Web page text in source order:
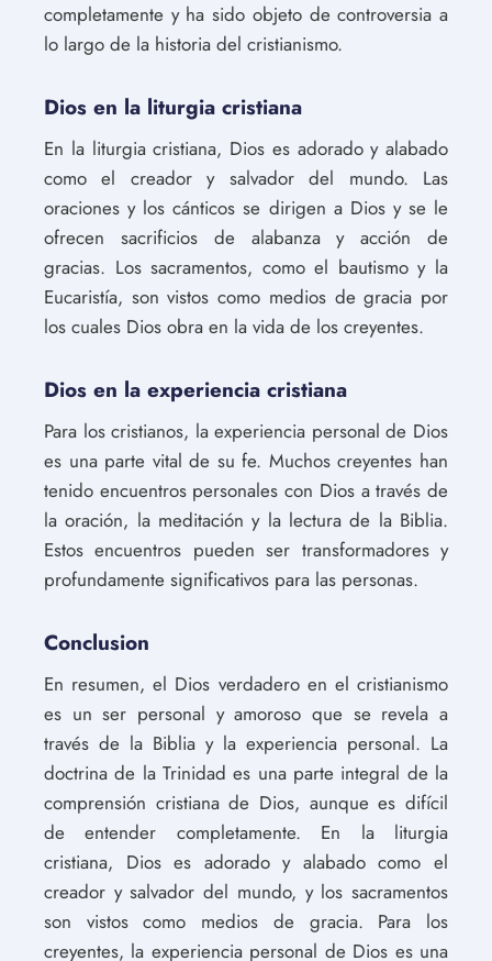
completamente y ha sido objeto de controversia a
lo largo de la historia del cristianismo.
Dios en la liturgia cristiana
En la liturgia cristiana, Dios es adorado y alabado
como el creador y salvador del mundo. Las
oraciones y los cánticos se dirigen a Dios y se le
ofrecen sacrificios de alabanza y acción de
gracias. Los sacramentos, como el bautismo y la
Eucaristía, son vistos como medios de gracia por
los cuales Dios obra en la vida de los creyentes.
Dios en la experiencia cristiana
Para los cristianos, la experiencia personal de Dios
es una parte vital de su fe. Muchos creyentes han
tenido encuentros personales con Dios a través de
la oración, la meditación y la lectura de la Biblia.
Estos encuentros pueden ser transformadores y
profundamente significativos para las personas.
Conclusion
En resumen, el Dios verdadero en el cristianismo
es un ser personal y amoroso que se revela a
través de la Biblia y la experiencia personal. La
doctrina de la Trinidad es una parte integral de la
comprensión cristiana de Dios, aunque es difícil
de entender completamente. En la liturgia
cristiana, Dios es adorado y alabado como el
creador y salvador del mundo, y los sacramentos
son vistos como medios de gracia. Para los
creyentes, la experiencia personal de Dios es una